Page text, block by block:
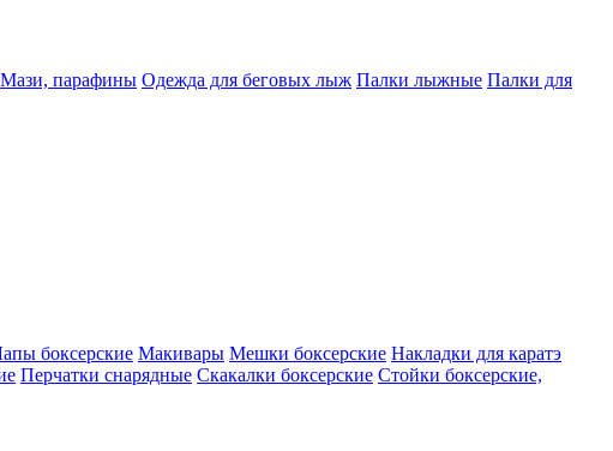
Мази, парафины Одежда для беговых лыж Палки лыжные Палки для
боксерские Макивары Мешки боксерские Накладки для каратэ
Перчатки снарядные Скакалки боксерские Стойки боксерские,